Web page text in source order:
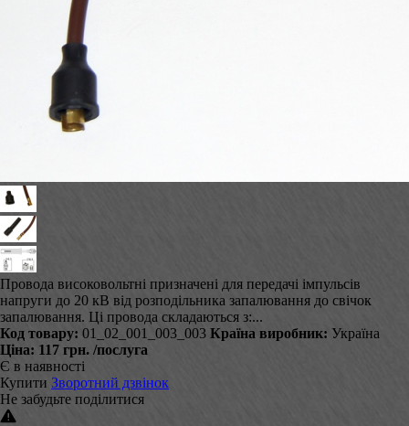
Провода високовольтні призначені для передачі імпульсів
напруги до 20 кВ від розподільника запалювання до свічок
запалювання. Ці провода складаються з:...
Код товару: 01_02_001_003_003 Країна виробник: Україна
Ціна: 117 грн. /послуга
Є в наявності
Купити Зворотний дзвінок
Не забудьте поділитися